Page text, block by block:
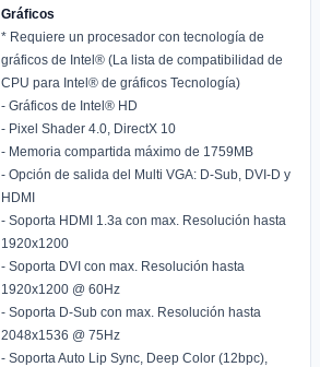
Gráficos
* Requiere un procesador con tecnología de
gráficos de Intel® (La lista de compatibilidad de
CPU para Intel® de gráficos Tecnología)
- Gráficos de Intel® HD
- Pixel Shader 4.0, DirectX 10
- Memoria compartida máximo de 1759MB
- Opción de salida del Multi VGA: D-Sub, DVI-D y
HDMI
- Soporta HDMI 1.3a con max. Resolución hasta
1920x1200
- Soporta DVI con max. Resolución hasta
1920x1200 @ 60Hz
- Soporta D-Sub con max. Resolución hasta
2048x1536 @ 75Hz
- Soporta Auto Lip Sync, Deep Color (12bpc),